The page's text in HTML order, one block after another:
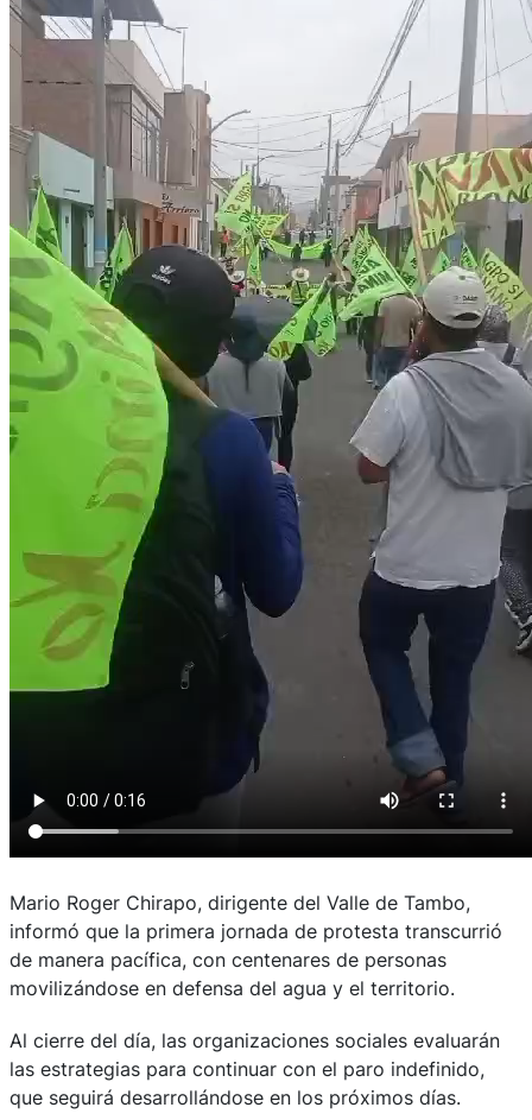
Mario Roger Chirapo, dirigente del Valle de Tambo,
informó que la primera jornada de protesta transcurrió
de manera pacífica, con centenares de personas
movilizándose en defensa del agua y el territorio.
Al cierre del día, las organizaciones sociales evaluarán
las estrategias para continuar con el paro indefinido,
que seguirá desarrollándose en los próximos días.